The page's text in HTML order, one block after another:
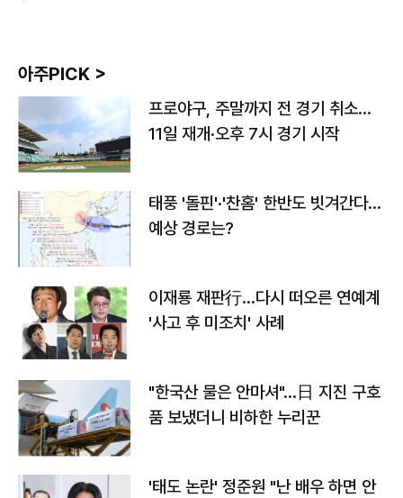
아주PICK >
프로야구, 주말까지 전 경기 취소…
11일 재개·오후 7시 경기 시작
태풍 '돌핀'·'찬홈' 한반도 빗겨간다…
예상 경로는?
이재룡 재판行…다시 떠오른 연예계
'사고 후 미조치' 사례
"한국산 물은 안마셔"…日 지진 구호
품 보냈더니 비하한 누리꾼
'태도 논란' 정준원 "난 배우 하면 안